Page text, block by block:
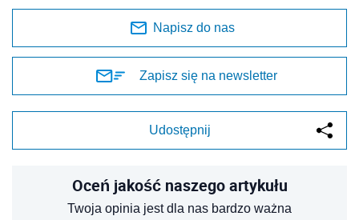
Napisz do nas
Zapisz się na newsletter
Udostępnij
Oceń jakość naszego artykułu
Twoja opinia jest dla nas bardzo ważna